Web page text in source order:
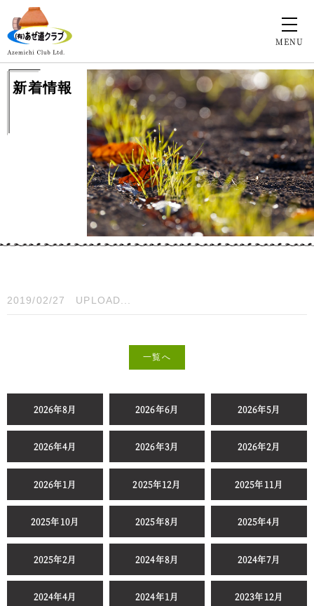
MENU
新着情報
2019/02/27 UPLOAD...
一覧へ
2026年8月 2026年6月 2026年5月
2026年4月 2026年3月 2026年2月
2026年1月 2025年12月 2025年11月
2025年10月 2025年8月 2025年4月
2025年2月 2024年8月 2024年7月
2024年4月 2024年1月 2023年12月